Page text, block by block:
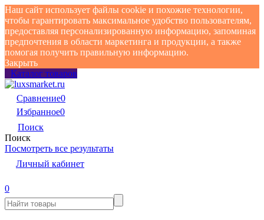
Наш сайт использует файлы cookie и похожие технологии,
чтобы гарантировать максимальное удобство пользователям,
предоставляя персонализированную информацию, запоминая
предпочтения в области маркетинга и продукции, а также
помогая получить правильную информацию.
Закрыть
Каталог товаров
Сравнение0
Избранное0
Поиск
Поиск
Посмотреть все результаты
Личный кабинет
0